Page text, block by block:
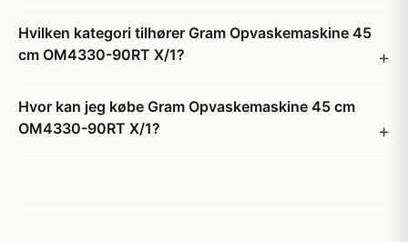
Hvilken kategori tilhører Gram Opvaskemaskine 45
cm OM4330-90RT X/1?
Hvor kan jeg købe Gram Opvaskemaskine 45 cm
OM4330-90RT X/1?